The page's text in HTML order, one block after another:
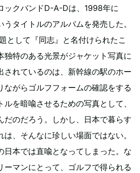
ックバンドD-A-Dは、1998年に
うタイトルのアルバムを発売した。
として『同志』と名付けられたこ
独特のある光景がジャケット写真に
されているのは、新幹線の駅のホー
ながらゴルフフォームの確認をする
を暗喩させるための写真として、
だのだろう。しかし、日本で暮らす
、そんなに珍しい場面ではない。
日本では直喩となってしまった。な
ーマンにとって、ゴルフで得られる